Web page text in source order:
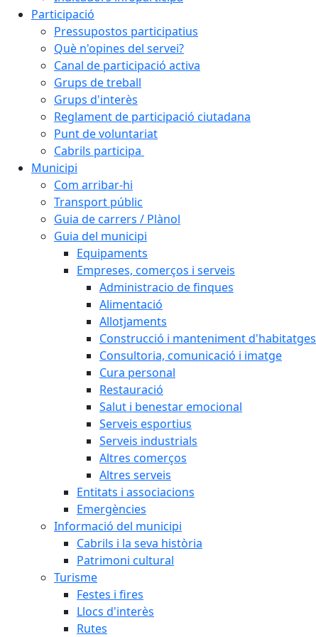
Participació
Pressupostos participatius
Què n'opines del servei?
Canal de participació activa
Grups de treball
Grups d'interès
Reglament de participació ciutadana
Punt de voluntariat
Cabrils participa
Municipi
Com arribar-hi
Transport públic
Guia de carrers / Plànol
Guia del municipi
Equipaments
Empreses, comerços i serveis
Administracio de finques
Alimentació
Allotjaments
Construcció i manteniment d'habitatges
Consultoria, comunicació i imatge
Cura personal
Restauració
Salut i benestar emocional
Serveis esportius
Serveis industrials
Altres comerços
Altres serveis
Entitats i associacions
Emergències
Informació del municipi
Cabrils i la seva història
Patrimoni cultural
Turisme
Festes i fires
Llocs d'interès
Rutes